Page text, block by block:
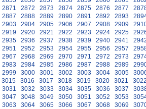
2871 2872 2873 2874 2875 2876 2877
2887 2888 2889 2890 2891 2892 2893
2903 2904 2905 2906 2907 2908 2909
2919 2920 2921 2922 2923 2924 2925
2935 2936 2937 2938 2939 2940 2941
2951 2952 2953 2954 2955 2956 2957
2967 2968 2969 2970 2971 2972 2973
2983 2984 2985 2986 2987 2988 2989
2999 3000 3001 3002 3003 3004 3005
3015 3016 3017 3018 3019 3020 3021
3031 3032 3033 3034 3035 3036 3037
3047 3048 3049 3050 3051 3052 3053
3063 3064 3065 3066 3067 3068 3069